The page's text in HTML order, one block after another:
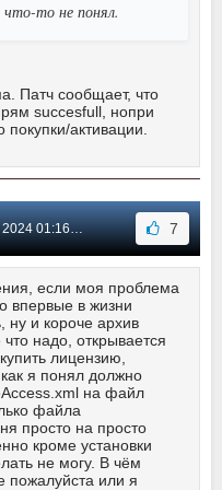
что-то не понял.
Патч сообщает, что
succesfull, нопри
покупки/активации.
Сообщение #20 7
если моя проблема
впервые в жизни
и короче архив
надо, открывается
лицензию,
я понял должно
на файл
файла
просто на просто
кроме установки
не могу. В чём
пожалуйста или я